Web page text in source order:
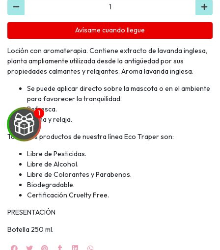
de
Avísame cuando llegue
Loción con aromaterapia. Contiene extracto de lavanda inglesa,
planta ampliamente utilizada desde la antigüedad por sus
propiedades calmantes y relajantes. Aroma lavanda inglesa.
Se puede aplicar directo sobre la mascota o en el ambiente
para favorecer la tranquilidad.
Refresca.
Calma y relaja.
Todos los productos de nuestra línea Eco Traper son:
Libre de Pesticidas.
Libre de Alcohol.
Libre de Colorantes y Parabenos.
Biodegradable.
Certificación Cruelty Free.
PRESENTACIÓN
Botella 250 ml.